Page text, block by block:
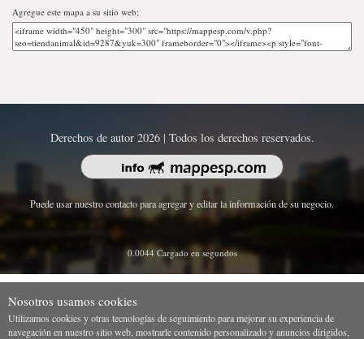
Agregue este mapa a su sitio web;
Derechos de autor 2026 | Todos los derechos reservados.
Puede usar nuestro contacto para agregar y editar la información de su negocio.
0.0044 Cargado en segundos
Nosotros usamos cookies
Utilizamos cookies y otras tecnologías de seguimiento para mejorar su experiencia de
navegación en nuestro sitio web, mostrarle contenido personalizado y anuncios dirigidos,